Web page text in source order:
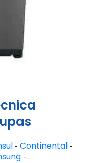
- Continental -
- .